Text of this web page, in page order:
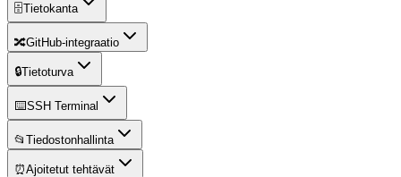
🗄️Tietokanta
🔀GitHub-integraatio
🔒Tietoturva
⌨️SSH Terminal
📂 Tiedostonhallinta
⏰Ajoitetut tehtävät